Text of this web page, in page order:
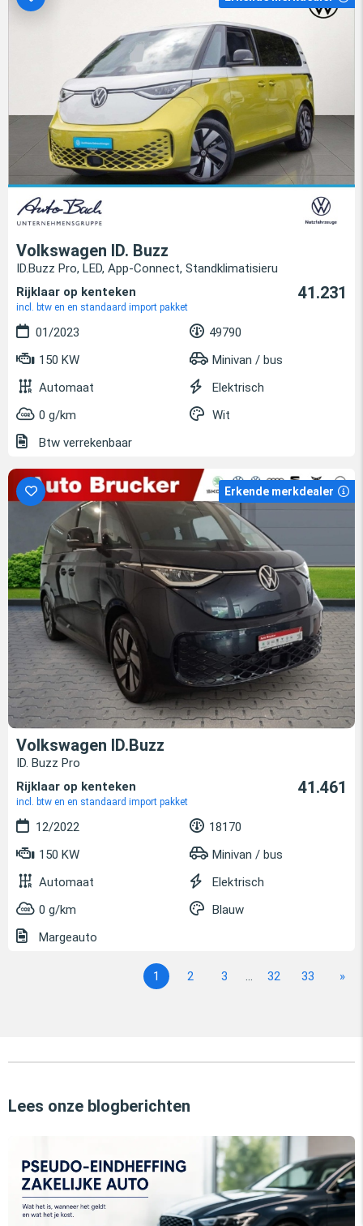
Volkswagen ID. Buzz
ID.Buzz Pro, LED, App-Connect, Standklimatisieru
Rijklaar op kenteken
incl. btw en en standaard import pakket
41.231
01/2023
49790
150 KW
Minivan / bus
Automaat
Elektrisch
0 g/km
Wit
Btw verrekenbaar
Erkende merkdealer
Volkswagen ID.Buzz
ID. Buzz Pro
Rijklaar op kenteken
incl. btw en en standaard import pakket
41.461
12/2022
18170
150 KW
Minivan / bus
Automaat
Elektrisch
0 g/km
Blauw
Margeauto
1 2 3 ... 32 33 »
Lees onze blogberichten